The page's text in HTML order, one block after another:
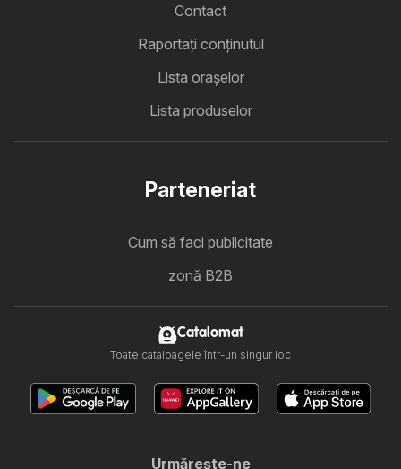
Contact
Raportați conținutul
Lista oraşelor
Lista produselor
Parteneriat
Cum să faci publicitate
zonă B2B
Catalomat
Toate cataloagele într-un singur loc
Urmăreşte-ne